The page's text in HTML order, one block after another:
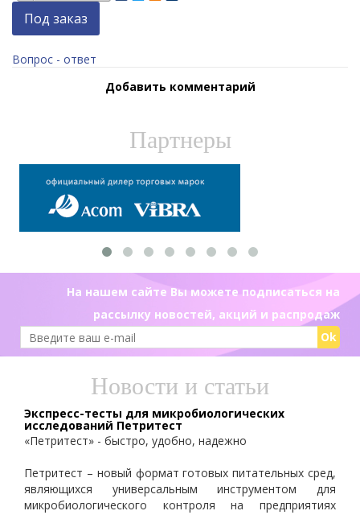
Под заказ
Вопрос - ответ
Добавить комментарий
Партнеры
На нашем сайте Вы можете подписаться на
рассылку новостей, акций и распродаж
Ok
Новости и статьи
Экспресс-тесты для микробиологических
исследований Петритест
«Петритест» - быстро, удобно, надежно
Петритест – новый формат готовых питательных сред,
являющихся универсальным инструментом для
микробиологического контроля на предприятиях